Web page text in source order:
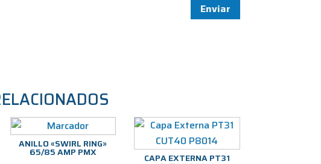
Enviar
ANILLO «SWIRL RING»
65/85 AMP PMX CAPA EXTERNA PT31